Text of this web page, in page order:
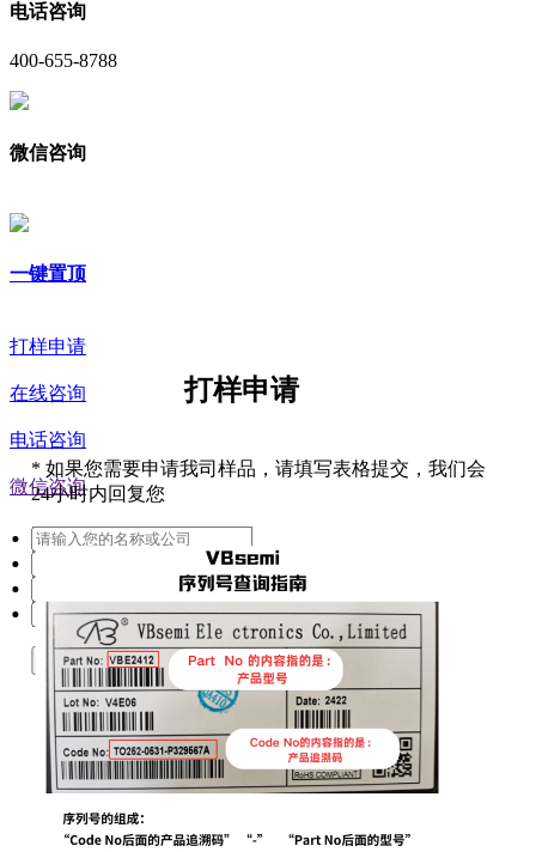
电话咨询
400-655-8788
微信咨询
一键置顶
打样申请
在线咨询
电话咨询
微信咨询
打样申请
* 如果您需要申请我司样品，请填写表格提交，我们会
24小时内回复您
提交